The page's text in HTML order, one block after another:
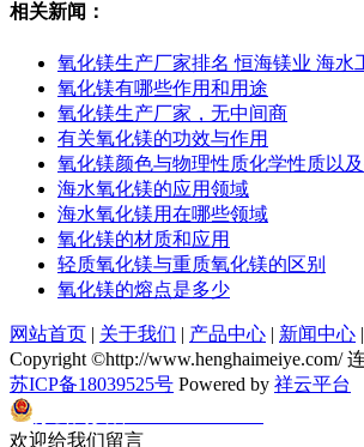
相关新闻：
氧化镁生产厂家排名 恒海镁业 海水
氧化镁有哪些作用和用途
氧化镁生产厂家，无中间商
有关氧化镁的功效与作用
氧化镁颜色与物理性质化学性质以
海水氧化镁的应用领域
海水氧化镁用在哪些领域
氧化镁的材质和应用
轻质氧化镁与重质氧化镁的区别
氧化镁的熔点是多少
网站首页 | 关于我们 | 产品中心 | 新闻中心 |
Copyright ©http://
苏ICP备18039525号 Powered by 祥云平台
欢迎给我们留言